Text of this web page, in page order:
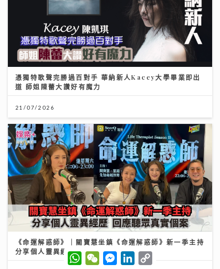
憑獨特歌聲完勝過百對手 華納新人Kacey大學畢業即出
道 師姐陳蕾大讚好有魔力
21/07/2026
《命運解惑師》｜關寶慧坐鎮《命運解惑師》新一季主持
分享個人靈異經歷 回應聽眾真實個案
W
h
W
e
M
e
L
o